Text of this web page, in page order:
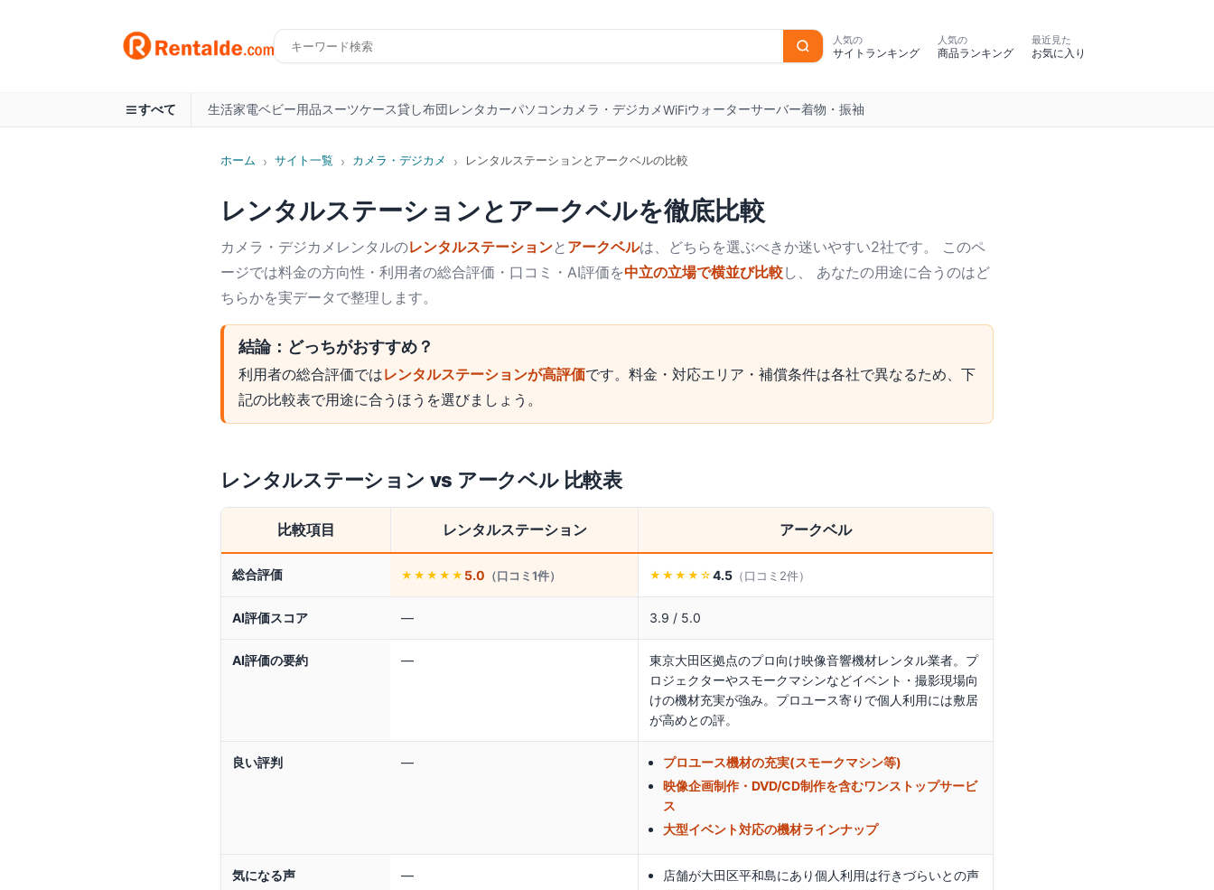
人気の
サイトランキング
人気の
商品ランキング
最近見た
お気に入り
すべて 生活家電ベビー用品スーツケース貸し布団レンタカーパソコンカメラ・デジカメWiFiウォーターサーバー着物・振袖
ホーム › サイト一覧 › カメラ・デジカメ › レンタルステーションとアークベルの比較
レンタルステーション と アークベルを徹底比較
カメラ・デジカメ レンタルのレンタルステーションと アークベルは、どちらを選ぶべきか迷いやすい2社です。 このペ
ージでは料金の方向性・利用者の総合評価・口コミ・AI評価を中立の立場で横並び比較し、 あなたの用途に合うのはど
ちらかを実データで整理します。
結論：どっちがおすすめ？
利用者の総合評価ではレンタルステーションが高評価です。料金・対応エリア・補償条件は各社で異なるため、下
記の比較表で用途に合うほうを選びましょう。
レンタルステーション vs アークベル比較表
比較項目 レンタルステーション アークベル
総合評価 ★★★★★ 5.0 （口コミ1件） ★★★★ ☆ 4.5 （口コミ 2件）
AI評価スコア — 3.9 / 5.0
AI評価の要約 —
東京大田区拠点のプロ向け映像音響機材レンタル業者。プ
ロジェクターやスモークマシンなどイベント・撮影現場向
けの機材充実が強み。プロユース寄りで個人利用には敷居
が高めとの評。
良い評判 —
プロユース機材の充実(スモークマシン等)
映像企画制作・DVD/CD制作を含むワンストップサービ
ス
大型イベント対応の機材ラインナップ
気になる声 —
店舗が大田区平和島にあり個人利用は行きづらいとの声